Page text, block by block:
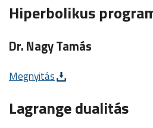
Hiperbolikus
Dr. Nagy Tamás
Megnyitás
Lagrange dualitás